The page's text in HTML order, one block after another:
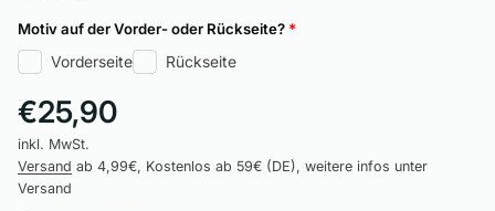
Motiv auf der Vorder- oder Rückseite? *
Vorderseite
Rückseite
€25,90
inkl. MwSt.
Versand ab 4,99€, Kostenlos ab 59€ (DE), weitere infos unter
Versand